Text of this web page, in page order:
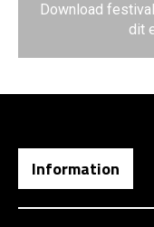
Download
dit
Information